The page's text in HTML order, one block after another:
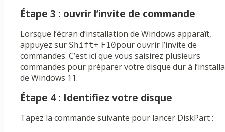
Étape 3 : ouvrir l’invite de commande
Lorsque l’écran d’installation de Windows apparaît,
appuyez sur Shift+ F10pour ouvrir l’invite de
commandes. C’est ici que vous saisirez plusieurs
commandes pour préparer votre disque dur à
de Windows 11.
Étape 4 : Identifiez votre disque
Tapez la commande suivante pour lancer DiskPart :